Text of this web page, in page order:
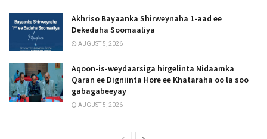
Akhriso Bayaanka Shirweynaha 1-aad ee
Dekedaha Soomaaliya
AUGUST 5, 2026
Aqoon-is-weydaarsiga hirgelinta Nidaamka
Qaran ee Digniinta Hore ee Khataraha oo la soo
gabagabeeyay
AUGUST 5, 2026